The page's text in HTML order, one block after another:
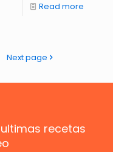
Read more
Next page
recetas